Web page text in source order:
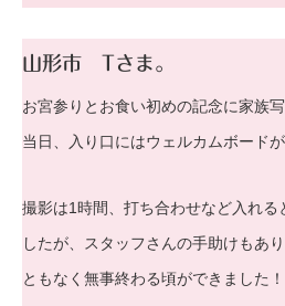
山形市 Tさま。
お宮参りとお食い初めの記念に家族
当日、入り口にはウェルカムボードが
撮影は1時間、打ち合わせなど入れ
したが、スタッフさんの手助けもあ
ともなく無事終わる頃ができました！